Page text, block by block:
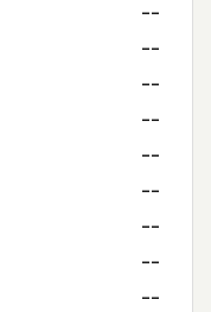
--
--
--
--
--
--
--
--
--